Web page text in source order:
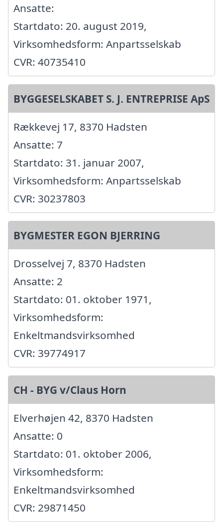
Ansatte:
Startdato: 20. august 2019,
Virksomhedsform: Anpartsselskab
CVR: 40735410
BYGGESELSKABET S. J. ENTREPRISE ApS
Rækkevej 17, 8370 Hadsten
Ansatte: 7
Startdato: 31. januar 2007,
Virksomhedsform: Anpartsselskab
CVR: 30237803
BYGMESTER EGON BJERRING
Drosselvej 7, 8370 Hadsten
Ansatte: 2
Startdato: 01. oktober 1971,
Virksomhedsform:
Enkeltmandsvirksomhed
CVR: 39774917
CH - BYG v/Claus Horn
Elverhøjen 42, 8370 Hadsten
Ansatte: 0
Startdato: 01. oktober 2006,
Virksomhedsform:
Enkeltmandsvirksomhed
CVR: 29871450